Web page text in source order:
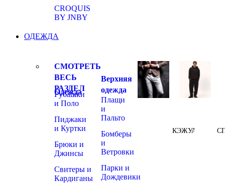
CROQUIS
BY JNBY
ОДЕЖДА
СМОТРЕТЬ
ВЕСЬ
РАЗДЕЛ
Одежда
Рубашки
и Поло
Пиджаки
и Куртки
Брюки и
Джинсы
Свитеры и
Кардиганы
Верхняя
одежда
Плащи
и
Пальто
Бомберы
и
Ветровки
Парки и
Дождевики
КЭЖУАЛ